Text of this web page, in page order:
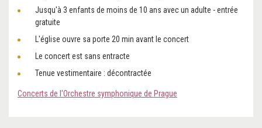
Jusqu'à 3 enfants de moins de 10 ans avec un adulte - entrée
gratuite
L'église ouvre sa porte 20 min avant le concert
Le concert est sans entracte
Tenue vestimentaire : décontractée
Concerts de l'Orchestre symphonique de Prague